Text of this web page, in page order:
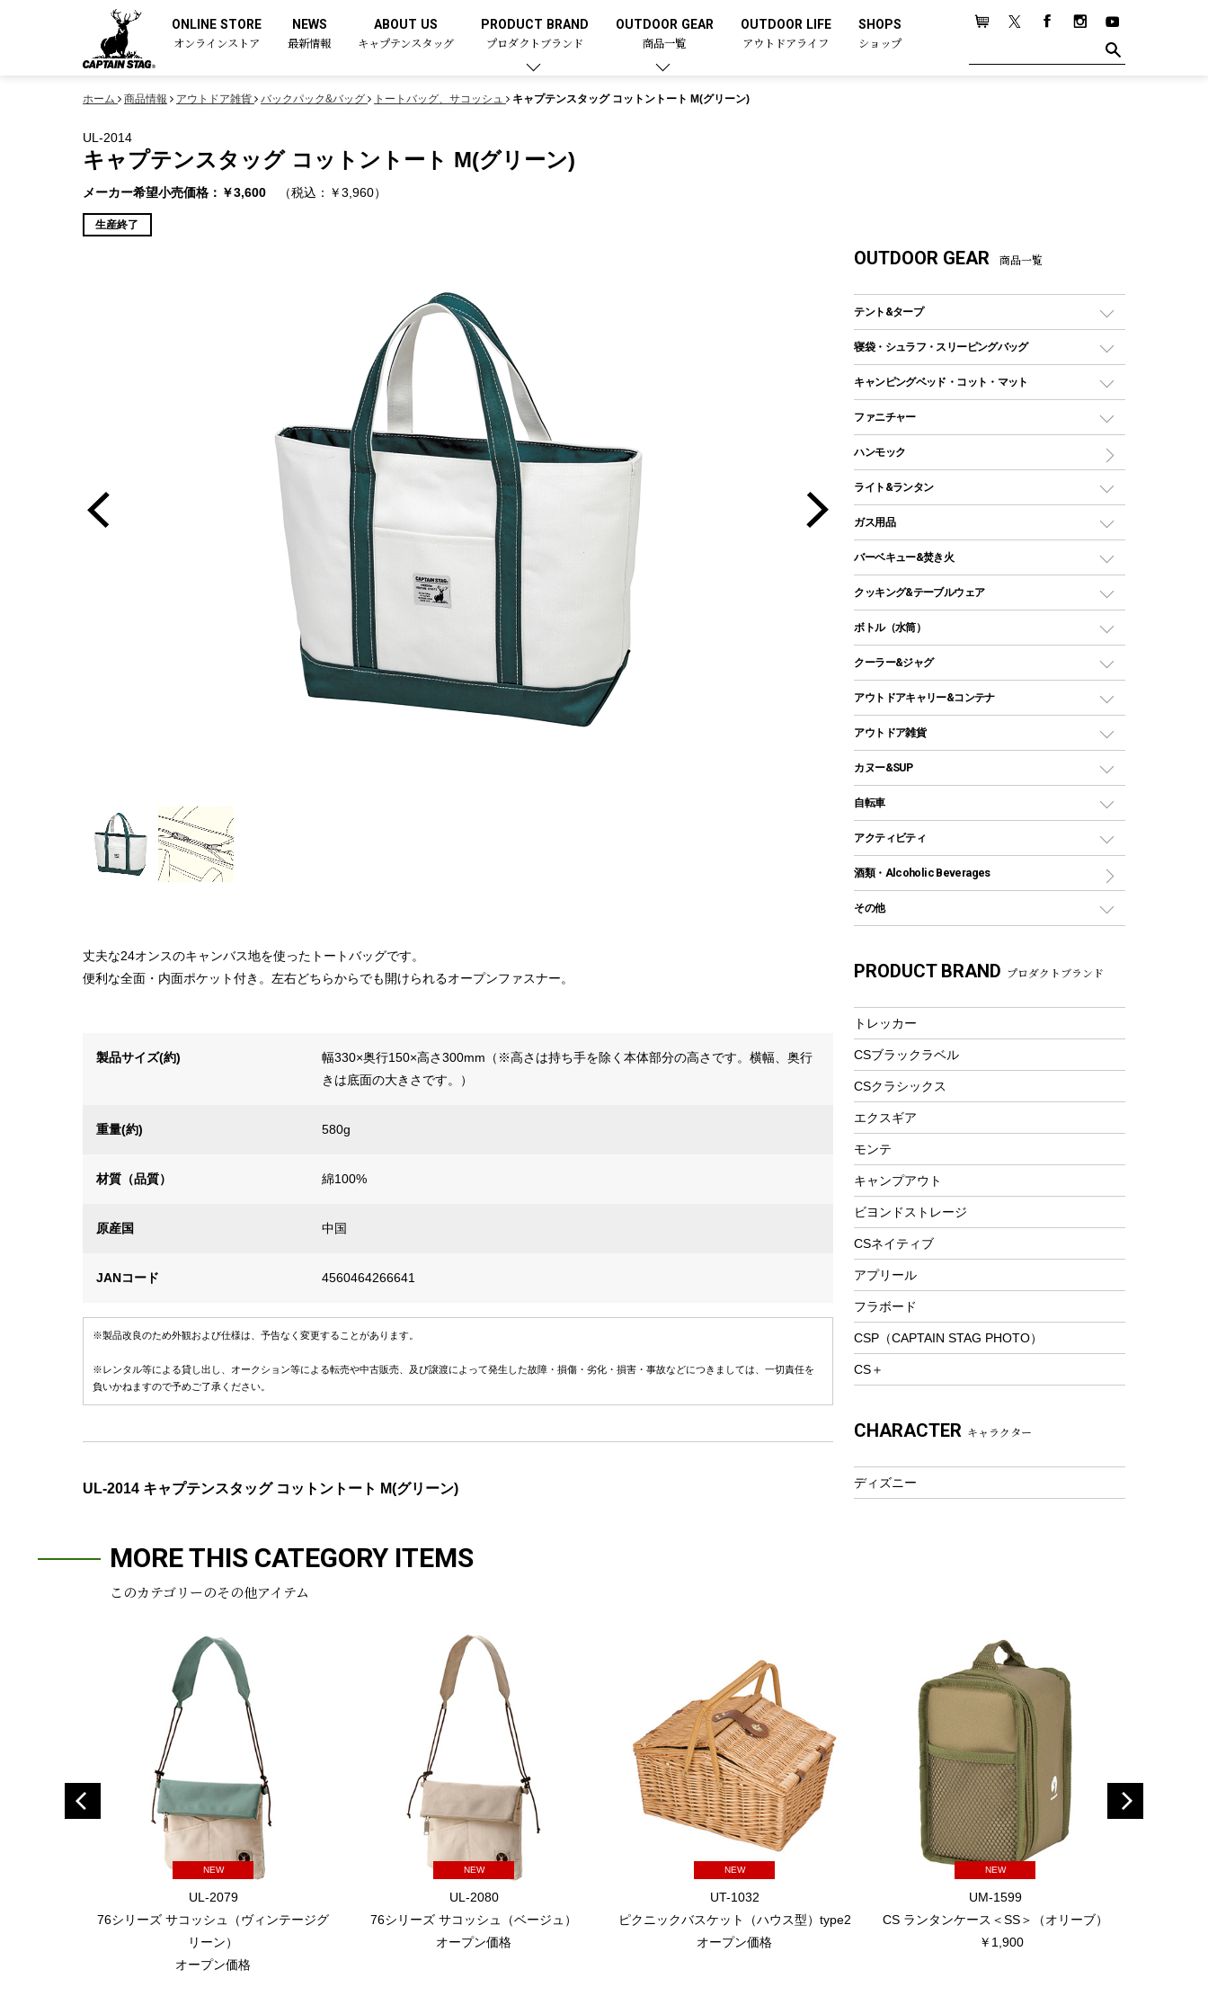
ONLINE STORE
オンラインストア
NEWS
最新情報
ABOUT US
キャプテンスタッグ
PRODUCT BRAND
プロダクトブランド
OUTDOOR GEAR
商品一覧
OUTDOOR LIFE
アウトドアライフ
SHOPS
ショップ
ホーム 商品情報 アウトドア雑貨 バックパック&バッグ トートバッグ、サコッシュ キャプテンスタッグ コットントート M(グリーン)
UL-2014
キャプテンスタッグ コットントート M(グリーン)
メーカー希望小売価格：￥3,600 （税込：￥3,960）
生産終了
丈夫な24オンスのキャンバス地を使ったトートバッグです。
便利な全面・内面ポケット付き。左右どちらからでも開けられるオープンファスナー。
製品サイズ(約)
幅330×奥行150×高さ300mm（※高さは持ち手を除く本体部分の高さです。横幅、奥行
きは底面の大きさです。）
重量(約) 580g
材質（品質） 綿100%
原産国 中国
JANコード 4560464266641
※製品改良のため外観および仕様は、予告なく変更することがあります。
※レンタル等による貸し出し、オークション等による転売や中古販売、及び譲渡によって発生した故障・損傷・劣化・損害・事故などにつきましては、一切責任を
負いかねますので予めご了承ください。
UL-2014 キャプテンスタッグ コットントート M(グリーン)
OUTDOOR GEAR 商品一覧
テント&タープ
テント
ツールームテント
ワンポールテント
シェルターテント
ソロテント
ロッジ型・オリジナルテント
タープ
スクエアタープ（レクタタープ）
メッシュタープ
自立式タープ
パラソル
テントアクセサリー
ペグ
ポール
グランドシート
ツール
寝袋・シュラフ・スリーピングバッグ
レクタングラー型（封筒型）シュラフ
インナーシュラフ
キャンピングベッド・コット・マット
キャンピングベッド・コット
インフレータブルマット
ファニチャー
アウトドアテーブル
レジャーシート
ハンモック
ライト&ランタン
LEDランタン
ガスランタン
オイルランタン
LEDライト
ヘッドライト
キャンドル
ガス用品
ガスバーナー
ガス缶
ガストーチ、ライター
バーベキュー&焚き火
バーベキューコンロ、グリル
焚き火台タイプ（ロースタイル）グリル
卓上タイプグリル
パーティータイプグリル
ソロキャンプ用グリル
鉄板、アミ
焚き火台&ストーブ
火起こし
バーベキューツール
燃料・着火剤・炭
クッキング&テーブルウェア
ダッチオーブン
ホットサンドメーカー
クッカーセット
シェラカップ
クッキングツール
ナイフ
カトラリー
マグカップ、カップ
フードボトル
コーヒー&ミル
トレー
ランチョンマット
ランチボックス
ピクニックセット
ボトル（水筒）
ステンレスボトル
コップ付きタイプ
ワンタッチタイプ
プラスチックボトル
ディズニーボトル
クーラー&ジャグ
クーラーボックス
クーラーバッグ
ウォータージャグ
保冷剤
アウトドアキャリー&コンテナ
アウトドアキャリー
アウトドア雑貨
バックパック&バッグ
リュック、バックパック
トートバッグ、サコッシュ
ショッピングキャリー
その他アウトドア雑貨
レイン
ツール、他
カヌー&SUP
インフレータブル
カヤック
パドル
ヘルメット
アクセサリー
自転車
折りたたみ自転車
スポーツサイクル
シティサイクル
自転車用アクセサリー
自転車ウェア
アクティビティ
マリン
ラッシュガード
テント
フローティングベスト
ヘルメット
エアーポンプ
ウィンター
防寒ウェア
ツール&アクセサリー
トレッキング
トレッキングステッキ
プレイグッズ
ウェルネス
フィットネス
アクセサリー
酒類・Alcoholic Beverages
その他
湯たんぽ
PRODUCT BRAND プロダクトブランド
トレッカー
CSブラックラベル
CSクラシックス
エクスギア
モンテ
キャンプアウト
ビヨンドストレージ
CSネイティブ
アプリール
フラボード
CSP（CAPTAIN STAG PHOTO）
CS＋
CHARACTER キャラクター
ディズニー
MORE THIS CATEGORY ITEMS
このカテゴリーのその他アイテム
NEW
UL-2079
76シリーズ サコッシュ（ヴィンテージグ
リーン）
オープン価格
NEW
UL-2080
76シリーズ サコッシュ（ベージュ）
オープン価格
NEW
UT-1032
ピクニックバスケット（ハウス型）type2
オープン価格
NEW
UM-1599
CS ランタンケース＜SS＞（オリーブ）
￥1,900